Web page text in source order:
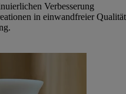
Verbesserung
in einwandfreier Qualität